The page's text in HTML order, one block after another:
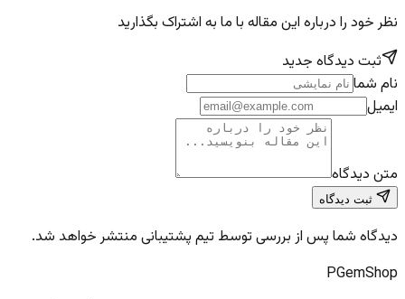
نظر خود را درباره این مقاله با ما به اشتراک بگذارید
ثبت دیدگاه جدید
نام شما
ایمیل
متن دیدگاه
ثبت دیدگاه
دیدگاه شما پس از بررسی توسط تیم پشتیبانی منتشر خواهد شد.
PGemShop